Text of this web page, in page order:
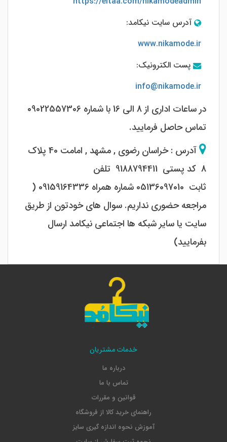
آدرس سایت نیکامد:
www.nikamode.ir
پست الکترونیک:
info@nikamode.ir
در ساعات اداری از 8 الی 16 با شماره 09022557306
تماس حاصل فرمایید.
آدرس : خراسان رضوی , مشهد , امامت 40 پلاک
8 کد پستی
9188794411 تلفن
ثابت
05136097010 شماره همراه 09159164336 (
مراجعه حضوری نداریم. سوال های خودتون از طریق
سایت یا سایر شبکه ها اجتماعی نیکامد ارسال
بفرمایید)
خدمات مشتریان
درباره ما
تماس با ما
قوانین و مقررات
راهنمای خرید کالا از فروشگاه
آموزش نحوه اندازه گیری سایز